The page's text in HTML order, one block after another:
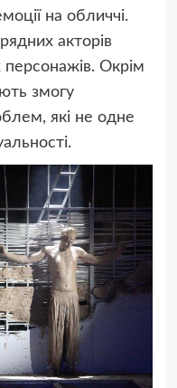
на обличчі.
акторів
персонажів. Окрім
змогу
які не одне